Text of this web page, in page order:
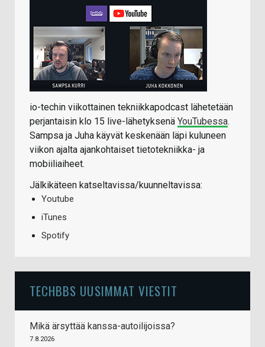
io-techin viikottainen tekniikkapodcast lähetetään
perjantaisin klo 15 live-lähetyksenä YouTubessa.
Sampsa ja Juha käyvät keskenään läpi kuluneen
viikon ajalta ajankohtaiset tietotekniikka- ja
mobiiliaiheet.
Jälkikäteen katseltavissa/kuunneltavissa:
Youtube
iTunes
Spotify
TECHBBS UUSIMMAT VIESTIT
Mikä ärsyttää kanssa-autoilijoissa?
7.8.2026